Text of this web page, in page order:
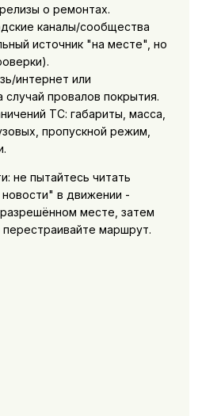
о ремонтах.
каналы/сообщества
источник "на месте", но
интернет или
случай провалов покрытия.
ТС: габариты, масса,
пропускной режим,
не пытайтесь читать
в движении -
месте, затем
маршрут.